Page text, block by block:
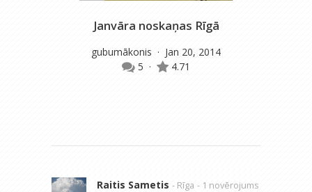
Janvāra noskaņas Rīgā
gubumākonis · Jan 20, 2014
5 · 4.71
Raitis Sametis - Rīga - 1 novērojums